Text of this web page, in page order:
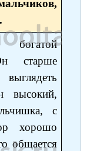
старше
высокий,
с
хорошо
общается